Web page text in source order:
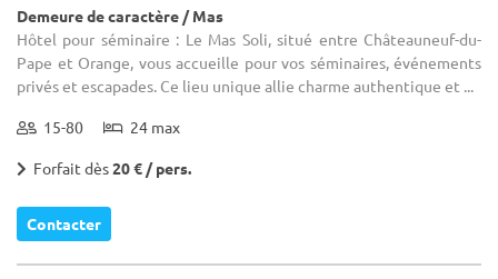
Demeure de caractère / Mas
Hôtel pour séminaire : Le Mas Soli, situé entre Châteauneuf-du-
Pape et Orange, vous accueille pour vos séminaires, événements
privés et escapades. Ce lieu unique allie charme authentique et ...
15-80 24 max
Forfait dès20 € / pers.
Contacter